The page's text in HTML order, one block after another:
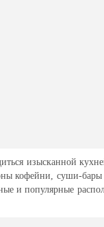
изысканной
кофейни, суши-
популярные